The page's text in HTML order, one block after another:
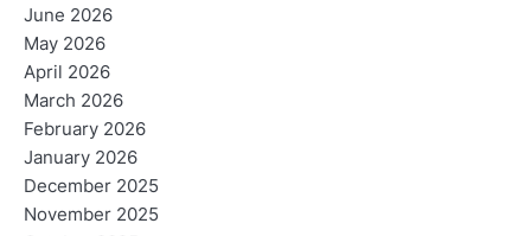
June 2026
May 2026
April 2026
March 2026
February 2026
January 2026
December 2025
November 2025